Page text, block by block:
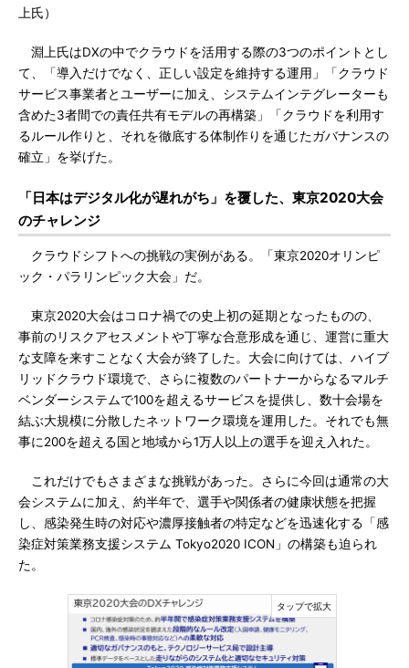
上氏）
淵上氏はDXの中でクラウドを活用する際の3つのポイントとし
て、「導入だけでなく、正しい設定を維持する運用」「クラウド
サービス事業者とユーザーに加え、システムインテグレーターも
含めた3者間での責任共有モデルの再構築」「クラウドを利用す
るルール作りと、それを徹底する体制作りを通じたガバナンスの
確立」を挙げた。
「日本はデジタル化が遅れがち」を覆した、東京2020大会
のチャレンジ
クラウドシフトへの挑戦の実例がある。「東京2020オリンピ
ック・パラリンピック大会」だ。
東京2020大会はコロナ禍での史上初の延期となったものの、
事前のリスクアセスメントや丁寧な合意形成を通じ、運営に重大
な支障を来すことなく大会が終了した。大会に向けては、ハイブ
リッドクラウド環境で、さらに複数のパートナーからなるマルチ
ベンダーシステムで100を超えるサービスを提供し、数十会場を
結ぶ大規模に分散したネットワーク環境を運用した。それでも無
事に200を超える国と地域から1万人以上の選手を迎え入れた。
これだけでもさまざまな挑戦があった。さらに今回は通常の大
会システムに加え、約半年で、選手や関係者の健康状態を把握
し、感染発生時の対応や濃厚接触者の特定などを迅速化する「感
染症対策業務支援システム Tokyo2020 ICON」の構築も迫られ
た。